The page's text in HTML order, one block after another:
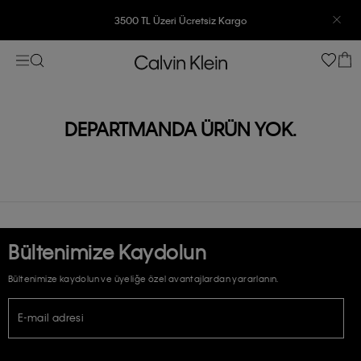
3500 TL Üzeri Ücretsiz Kargo
7500 TL Ve Üzeri Alışverişlerinizde 6 Taksit İmkanı
DEPARTMANDA ÜRÜN YOK.
Bültenimize Kaydolun
Bültenimize kaydolun ve üyeliğe özel avantajlardan yararlanın.
E-mail adresi